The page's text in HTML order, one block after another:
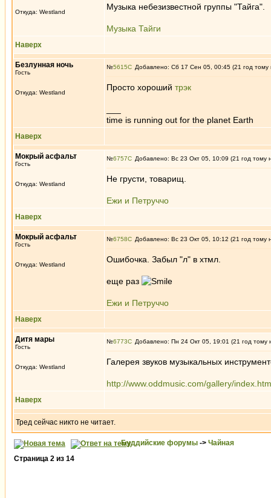
Откуда: Westland
Музыка небезизвестной группы "Тайга".
Музыка Тайги
Наверх
Безлунная ночь
Гость
Откуда: Westland
№5615 Добавлено: Сб 17 Сен 05, 00:45 (21 год тому
Просто хороший трэк
time is running out for the planet Earth
Наверх
Мокрый асфальт
Гость
Откуда: Westland
№6757 Добавлено: Вс 23 Окт 05, 10:09 (21 год тому
Не грусти, товарищ.
Ежи и Петруччо
Наверх
Мокрый асфальт
Гость
Откуда: Westland
№6758 Добавлено: Вс 23 Окт 05, 10:12 (21 год тому
Ошибочка. Забыл "л" в хтмл.
еще раз
Ежи и Петруччо
Наверх
Дитя мары
Гость
Откуда: Westland
№6773 Добавлено: Пн 24 Окт 05, 19:01 (21 год тому
Галерея звуков музыкальных
http://www.oddmusic.com/gallery/
Наверх
Тред сейчас никто не читает.
Буддийские форумы -> Чайная
Страница 2 из 14